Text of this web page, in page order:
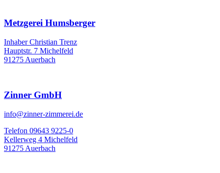
Metzgerei Humsberger
Inhaber Christian Trenz
Hauptstr. 7 Michelfeld
91275 Auerbach
Zinner GmbH
info@zinner-zimmerei.de
Telefon 09643 9225-0
Kellerweg 4 Michelfeld
91275 Auerbach